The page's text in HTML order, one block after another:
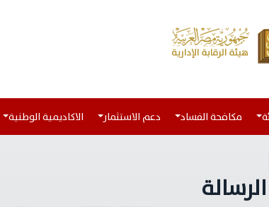
مكافحة الفساد دعم الاستثمار الاكاديمية الوطنية